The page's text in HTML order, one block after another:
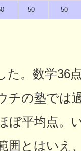
50 50
た。数学36
チの塾では
ぼ平均点。
囲とはいえ